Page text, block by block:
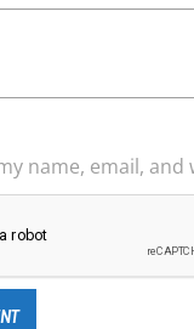
name, email,